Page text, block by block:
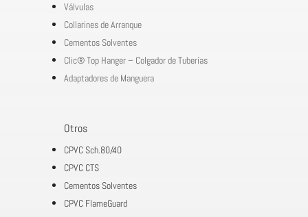
Válvulas
Collarines de Arranque
Cementos Solventes
Clic® Top Hanger – Colgador de Tuberías
Adaptadores de Manguera
Otros
CPVC Sch.80/40
CPVC CTS
Cementos Solventes
CPVC FlameGuard